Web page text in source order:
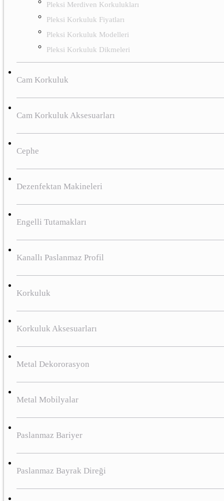
Pleksi Merdiven Korkulukları
Pleksi Korkuluk Fiyatları
Pleksi Korkuluk Modelleri
Pleksi Korkuluk Dikmeleri
Cam Korkuluk
Cam Korkuluk Aksesuarları
Cephe
Dezenfektan Makineleri
Engelli Tutamakları
Kanallı Paslanmaz Profil
Korkuluk
Korkuluk Aksesuarları
Metal Dekororasyon
Metal Mobilyalar
Paslanmaz Bariyer
Paslanmaz Bayrak Direği